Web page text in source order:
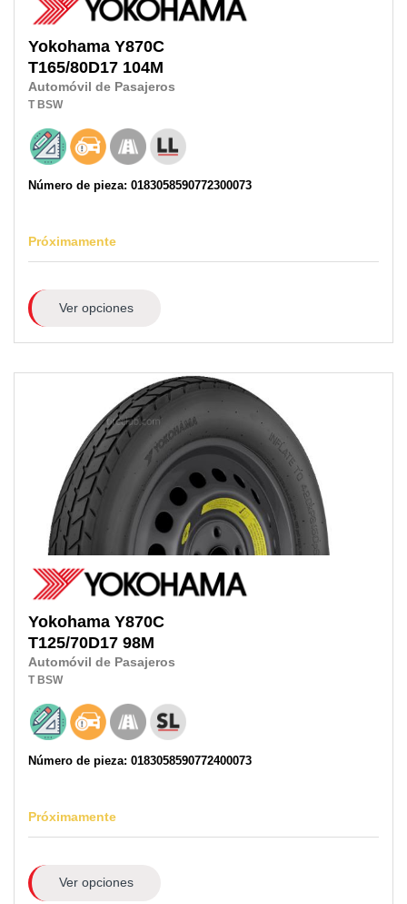
Yokohama Y870C
T165/80D17 104M
Automóvil de Pasajeros
T BSW
Número de pieza: 0183058590772300073
Próximamente
Ver opciones
Yokohama Y870C
T125/70D17 98M
Automóvil de Pasajeros
T BSW
Número de pieza: 0183058590772400073
Próximamente
Ver opciones